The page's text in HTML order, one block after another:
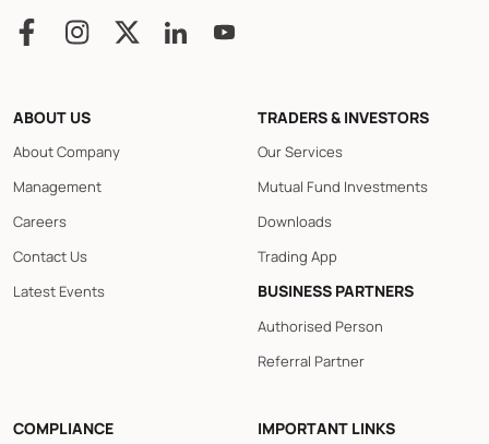
ABOUT US
About Company
Management
Careers
Contact Us
Latest Events
TRADERS & INVESTORS
Our Services
Mutual Fund Investments
Downloads
Trading App
BUSINESS PARTNERS
Authorised Person
Referral Partner
COMPLIANCE
IMPORTANT LINKS